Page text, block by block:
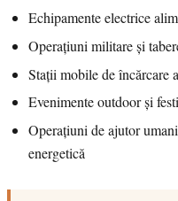
Echipamente electrice
Operațiuni militare și
Stații mobile de încărcare
Evenimente outdoor și
Operațiuni de ajutor
energetică